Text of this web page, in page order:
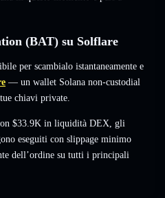
(BAT) su Solflare
per scambialo istantaneamente e
— un wallet Solana non-custodial
chiavi private.
$33.9K in liquidità DEX, gli
eseguiti con slippage minimo
dell’ordine su tutti i principali